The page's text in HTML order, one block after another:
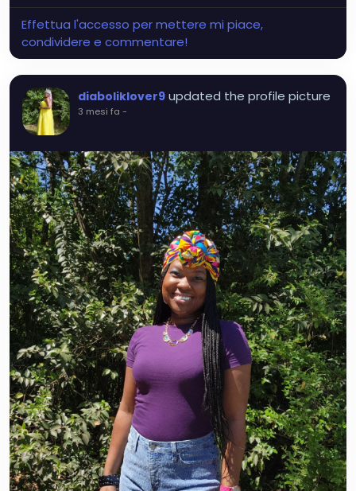
Effettua l'accesso per mettere mi piace,
condividere e commentare!
diaboliklover9 updated the profile picture
3 mesi fa -